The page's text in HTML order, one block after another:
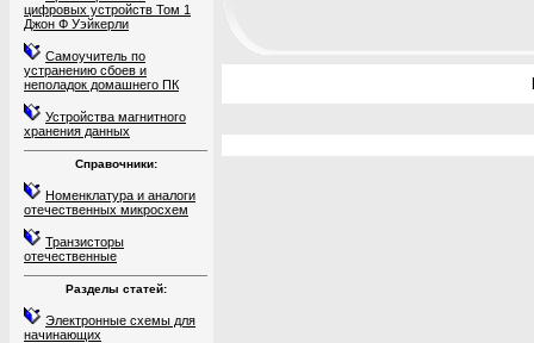
цифровых устройств Том 1
Джон Ф Уэйкерли
Самоучитель по
устранению сбоев и
неполадок домашнего ПК
Устройства магнитного
хранения данных
Справочники:
Номенклатура и аналоги
отечественных микросхем
Транзисторы
отечественные
Разделы статей:
Электронные схемы для
начинающих